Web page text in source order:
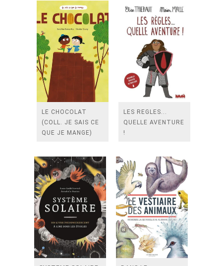
LE CHOCOLAT
(COLL. JE SAIS CE
QUE JE MANGE)
LES REGLES...
QUELLE AVENTURE
!